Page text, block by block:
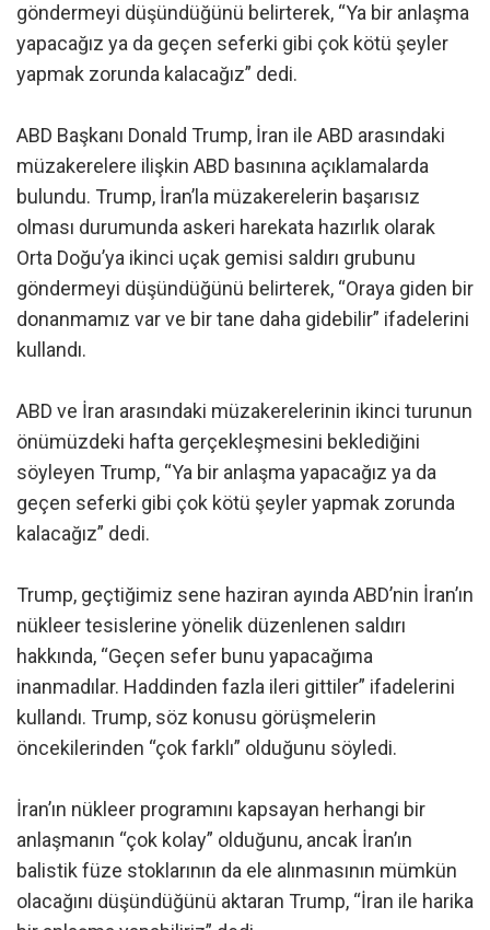
göndermeyi düşündüğünü belirterek, “Ya bir anlaşma
yapacağız ya da geçen seferki gibi çok kötü şeyler
yapmak zorunda kalacağız” dedi.
ABD Başkanı Donald Trump, İran ile ABD arasındaki
müzakerelere ilişkin ABD basınına açıklamalarda
bulundu. Trump, İran’la müzakerelerin başarısız
olması durumunda askeri harekata hazırlık olarak
Orta Doğu’ya ikinci uçak gemisi saldırı grubunu
göndermeyi düşündüğünü belirterek, “Oraya giden bir
donanmamız var ve bir tane daha gidebilir” ifadelerini
kullandı.
ABD ve İran arasındaki müzakerelerinin ikinci turunun
önümüzdeki hafta gerçekleşmesini beklediğini
söyleyen Trump, “Ya bir anlaşma yapacağız ya da
geçen seferki gibi çok kötü şeyler yapmak zorunda
kalacağız” dedi.
Trump, geçtiğimiz sene haziran ayında ABD’nin İran’ın
nükleer tesislerine yönelik düzenlenen saldırı
hakkında, “Geçen sefer bunu yapacağıma
inanmadılar. Haddinden fazla ileri gittiler” ifadelerini
kullandı. Trump, söz konusu görüşmelerin
öncekilerinden “çok farklı” olduğunu söyledi.
İran’ın nükleer programını kapsayan herhangi bir
anlaşmanın “çok kolay” olduğunu, ancak İran’ın
balistik füze stoklarının da ele alınmasının mümkün
olacağını düşündüğünü aktaran Trump, “İran ile harika